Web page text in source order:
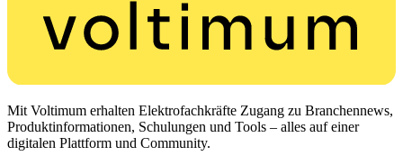
Mit Voltimum erhalten Elektrofachkräfte Zugang zu Branchennews,
Produktinformationen, Schulungen und Tools – alles auf einer
digitalen Plattform und Community.